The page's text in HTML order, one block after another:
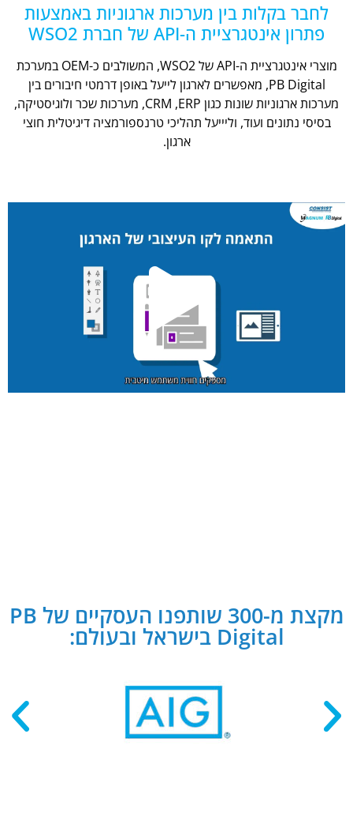
לחבר בקלות בין מערכות ארגוניות באמצעות
פתרון אינטגרציית ה-API של חברת WSO2
מוצרי אינטגרציית ה-API של WSO2, המשולבים כ-OEM במערכת
PB Digital, מאפשרים לארגון לייעל באופן דרמטי חיבורים בין
מערכות ארגוניות שונות כגון CRM ,ERP, מערכות שכר ולוגיסטיקה,
בסיסי נתונים ועוד, וליייעל תהליכי טרנספורמציה דיגיטלית חוצי
ארגון.
מקצת מ-300 שותפנו העסקיים של PB
Digital בישראל ובעולם: